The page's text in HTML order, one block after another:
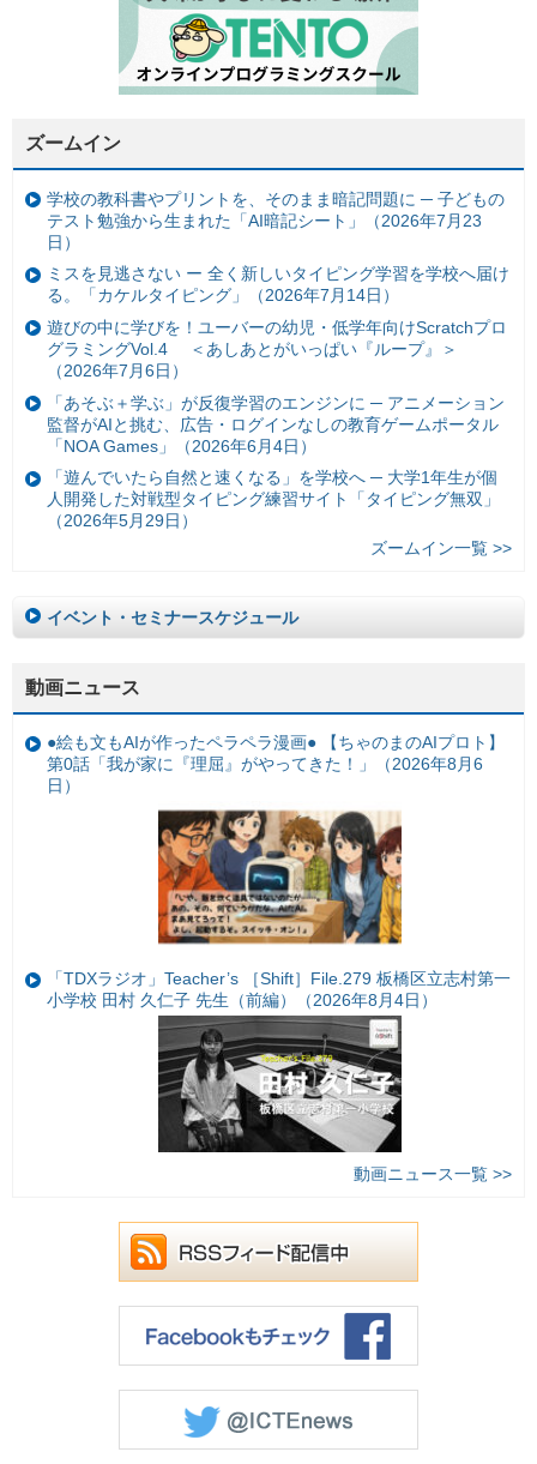
ズームイン
学校の教科書やプリントを、そのまま暗記問題に ─ 子どもの
テスト勉強から生まれた「AI暗記シート」（2026年7月23
日）
ミスを見逃さない ー 全く新しいタイピング学習を学校へ届け
る。「カケルタイピング」（2026年7月14日）
遊びの中に学びを！ユーバーの幼児・低学年向けScratchプロ
グラミングVol.4 ＜あしあとがいっぱい『ループ』＞
（2026年7月6日）
「あそぶ＋学ぶ」が反復学習のエンジンに ─ アニメーション
監督がAIと挑む、広告・ログインなしの教育ゲームポータル
「NOA Games」（2026年6月4日）
「遊んでいたら自然と速くなる」を学校へ ─ 大学1年生が個
人開発した対戦型タイピング練習サイト「タイピング無双」
（2026年5月29日）
ズームイン一覧 >>
イベント・セミナースケジュール
動画ニュース
●絵も文もAIが作ったペラペラ漫画● 【ちゃのまのAIプロト】
第0話「我が家に『理屈』がやってきた！」（2026年8月6
日）
「TDXラジオ」Teacher’s ［Shift］File.279 板橋区立志村第一
小学校 田村 久仁子 先生（前編）（2026年8月4日）
動画ニュース一覧 >>